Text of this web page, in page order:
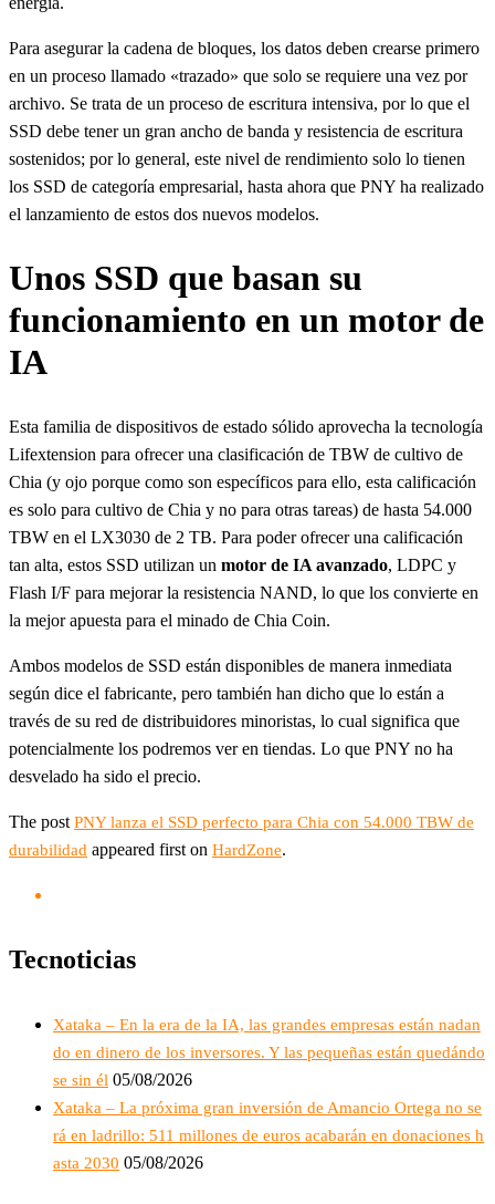
Para asegurar la cadena de bloques, los datos deben crearse primero
en un proceso llamado «trazado» que solo se requiere una vez por
archivo. Se trata de un proceso de escritura intensiva, por lo que el
SSD debe tener un gran ancho de banda y resistencia de escritura
sostenidos; por lo general, este nivel de rendimiento solo lo tienen
los SSD de categoría empresarial, hasta ahora que PNY ha realizado
el lanzamiento de estos dos nuevos modelos.
Unos SSD que basan su
funcionamiento en un motor de
IA
Esta familia de dispositivos de estado sólido aprovecha la tecnología
Lifextension para ofrecer una clasificación de TBW de cultivo de
Chia (y ojo porque como son específicos para ello, esta calificación
es solo para cultivo de Chia y no para otras tareas) de hasta 54.000
TBW en el LX3030 de 2 TB. Para poder ofrecer una calificación
tan alta, estos SSD utilizan un motor de IA avanzado, LDPC y
Flash I/F para mejorar la resistencia NAND, lo que los convierte en
la mejor apuesta para el minado de Chia Coin.
Ambos modelos de SSD están disponibles de manera inmediata
según dice el fabricante, pero también han dicho que lo están a
través de su red de distribuidores minoristas, lo cual significa que
potencialmente los podremos ver en tiendas. Lo que PNY no ha
desvelado ha sido el precio.
The post PNY lanza el SSD perfecto para Chia con 54.000 TBW de
durabilidad appeared first on HardZone.
Tecnoticias
Xataka – En la era de la IA, las grandes empresas están nadan
do en dinero de los inversores. Y las pequeñas están quedándo
se sin él 05/08/2026
Xataka – La próxima gran inversión de Amancio Ortega no se
rá en ladrillo: 511 millones de euros acabarán en donaciones h
asta 2030 05/08/2026